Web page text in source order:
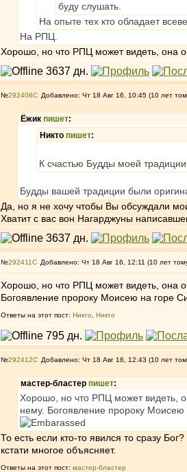
буду слушать.
На опыте тех кто обладает
На РПЦ.
Хорошо, но что РПЦ может видеть, она
№292408 Добавлено: Чт 18 Авг 16, 10:45 (10 лет
Ёжик пишет:
Никто пишет:
К счастью Будды моей традиции
Будды вашей традиции были
Да, но я не хочу чтобы Вы обсуждали
Хватит с вас вон Нагарджуны
№292411 Добавлено: Чт 18 Авг 16, 12:11 (10 лет
Хорошо, но что РПЦ может видеть, она
Богоявление пророку Моисею на горе
Ответы на этот пост: Никто Никто
№292412 Добавлено: Чт 18 Авг 16, 12:43 (10 лет
мастер-бластер пишет:
Хорошо, но что РПЦ может видеть,
нему. Богоявление пророку
То есть если кто-то явился то сразу
кстати многое объясняет.
Ответы на этот пост: мастер-бластер